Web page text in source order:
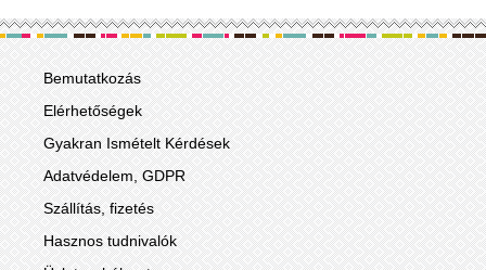
Bemutatkozás
Elérhetőségek
Gyakran Ismételt Kérdések
Adatvédelem, GDPR
Szállítás, fizetés
Hasznos tudnivalók